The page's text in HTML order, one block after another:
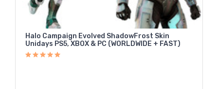
Halo Campaign Evolved ShadowFrost Skin
Unidays PS5, XBOX & PC (WORLDWIDE + FAST)